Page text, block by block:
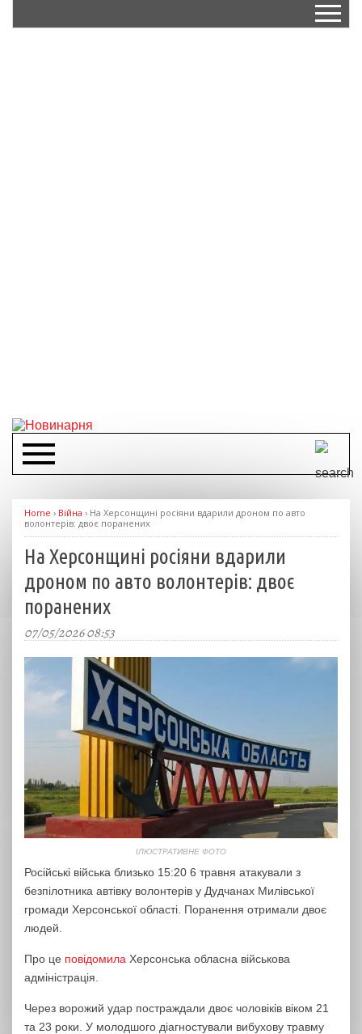
Home › Війна › На Херсонщині росіяни вдарили дроном по авто
волонтерів: двоє поранених
На Херсонщині росіяни вдарили
дроном по авто волонтерів: двоє
поранених
07/05/2026 08:53
ІЛЮСТРАТИВНЕ ФОТО
Російські війська близько 15:20 6 травня атакували з
безпілотника автівку волонтерів у Дудчанах Милівської
громади Херсонської області. Поранення отримали двоє
людей.
Про це повідомила Херсонська обласна військова
адміністрація.
Через ворожий удар постраждали двоє чоловіків віком 21
та 23 роки. У молодшого діагностували вибухову травму